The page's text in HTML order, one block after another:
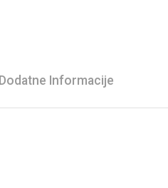
Dodatne Informacije